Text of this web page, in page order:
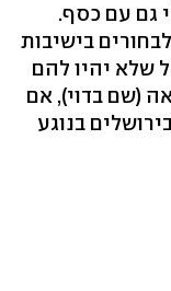
גם עם כסף.
בישיבות
שלא יהיו להם
(שם בדוי), אם
בירושלים בנוגע